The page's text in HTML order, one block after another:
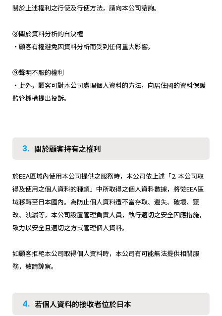
關於上述權利之行使及行使方法，請向本公司諮詢。
⑧關於資料分析的自決權
・顧客有權避免因資料分析而受到任何重大影響。
⑨聲明不服的權利
・此外，顧客可對本公司處理個人資料的方法，向居住國的資料保護
監管機構提出投訴。
3. 關於顧客持有之權利
於EEA區域內使用本公司提供之服務時，本公司依上述「2. 本公司取
得及使用之個人資料的種類」中所取得之個人資料數據，將從EEA區
域移轉至日本國內。為防止個人資料遭不當存取、遺失、破壞、竄
改、洩漏等，本公司設置管理負責人員，執行適切之安全因應措施，
致力以安全且適切之方式管理個人資料。
如顧客拒絕本公司取得個人資料時，本公司有可能無法提供相關服
務，敬請諒察。
4. 若個人資料的接收者位於日本